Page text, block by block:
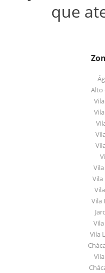
que
Alto
Vila
Vila
Vila